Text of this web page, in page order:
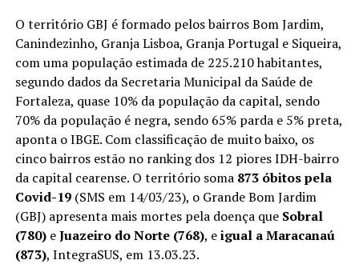
O território GBJ é formado pelos bairros Bom Jardim,
Canindezinho, Granja Lisboa, Granja Portugal e Siqueira,
com uma população estimada de 225.210 habitantes,
segundo dados da Secretaria Municipal da Saúde de
Fortaleza, quase 10% da população da capital, sendo
70% da população é negra, sendo 65% parda e 5% preta,
aponta o IBGE. Com classificação de muito baixo, os
cinco bairros estão no ranking dos 12 piores IDH-bairro
da capital cearense. O território soma 873 óbitos pela
Covid-19(SMS em 14/03/23), o Grande Bom Jardim
(GBJ) apresenta mais mortes pela doença que Sobral
(780)eJuazeiro do Norte (768), eigual a Maracanaú
(873), IntegraSUS, em 13.03.23.